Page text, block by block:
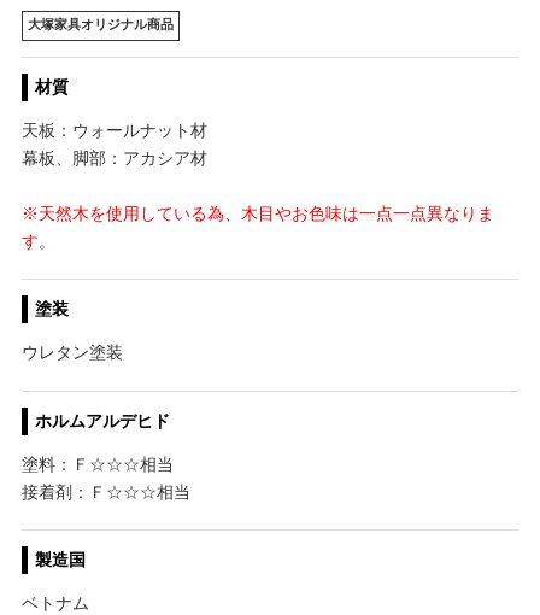
大塚家具オリジナル商品
材質
天板：ウォールナット材
幕板、脚部：アカシア材
※天然木を使用している為、木目やお色味は一点一点異なりま
す。
塗装
ウレタン塗装
ホルムアルデヒド
塗料：Ｆ☆☆☆相当
接着剤：Ｆ☆☆☆相当
製造国
ベトナム